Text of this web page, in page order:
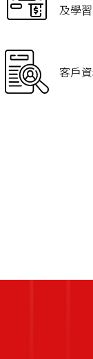
及學
客戶